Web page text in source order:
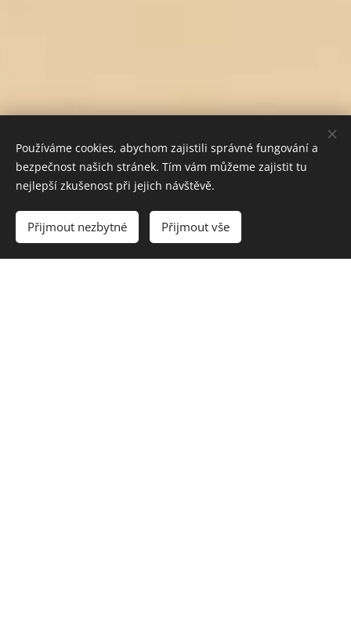
Do košíku
Používáme cookies, abychom zajistili správné fungování a
bezpečnost našich stránek. Tím vám můžeme zajistit tu
nejlepší zkušenost při jejich návštěvě.
Přijmout nezbytné Přijmout vše